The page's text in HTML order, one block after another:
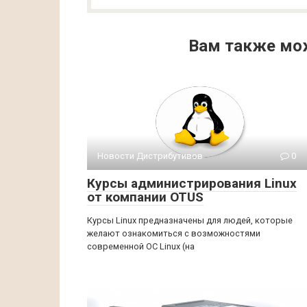
Вам также
Новости Дистрибутивов 0
Курсы администрирования Linux
от компании OTUS
Курсы Linux предназначены для людей, которые
желают ознакомиться с возможностями
современной ОС Linux (на